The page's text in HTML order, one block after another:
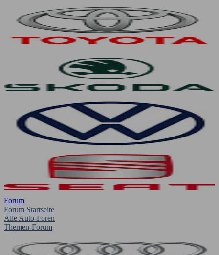
Forum
Forum Startseite
Alle Auto-Foren
Themen-Forum